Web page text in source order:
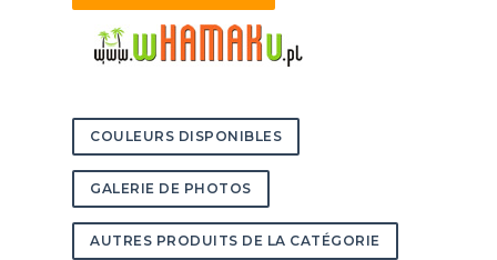
COULEURS DISPONIBLES
GALERIE DE PHOTOS
AUTRES PRODUITS DE LA CATÉGORIE